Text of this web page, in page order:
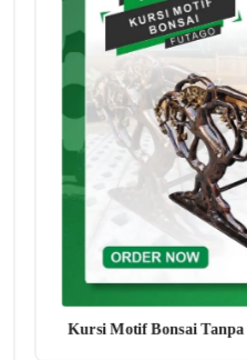
Kursi Motif Bonsai